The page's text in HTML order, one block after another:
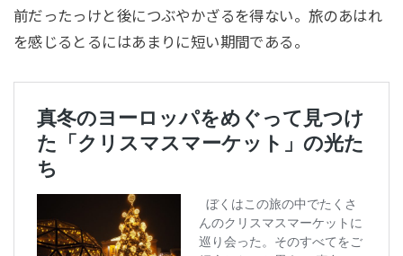
前だったっけと後につぶやかざるを得ない。旅のあはれ
を感じるとるにはあまりに短い期間である。